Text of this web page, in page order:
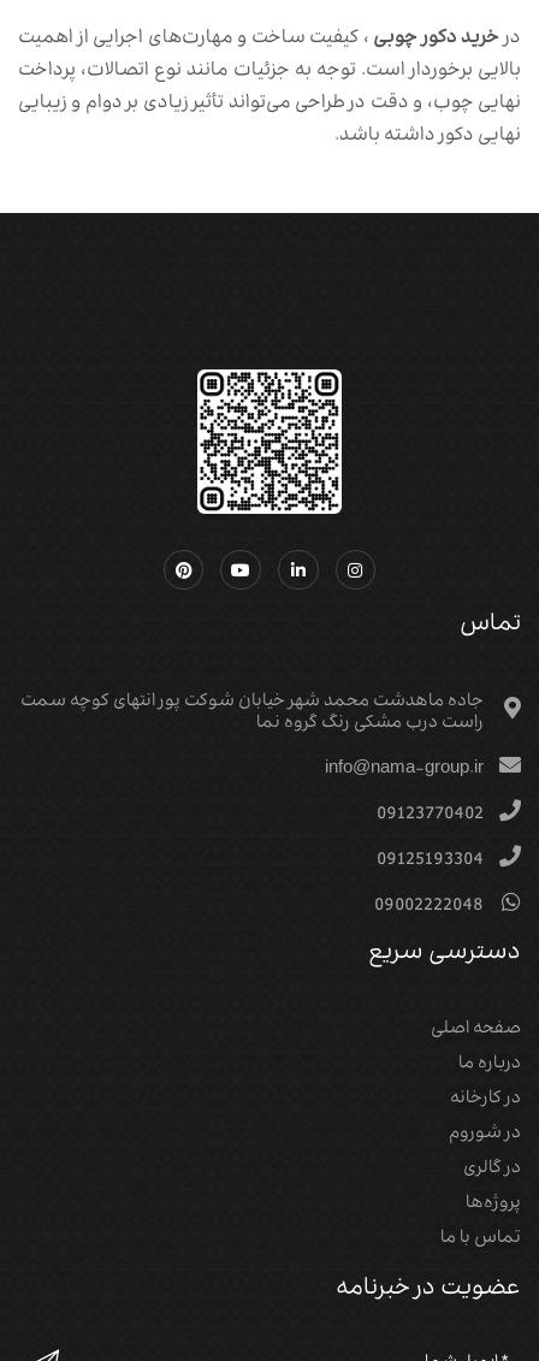
درخرید دکور چوبی ، کیفیت ساخت و مهارت‌های اجرایی از اهمیت
بالایی برخوردار است. توجه به جزئیات مانند نوع اتصالات، پرداخت
نهایی چوب، و دقت در طراحی می‌تواند تأثیر زیادی بر دوام و زیبایی
نهایی دکور داشته باشد.
تماس
جاده ماهدشت محمد شهر خیابان شوکت پور انتهای کوچه سمت
راست درب مشکی رنگ گروه نما
info@nama-group.ir
09123770402
09125193304
09002222048
دسترسی سریع
صفحه اصلی
درباره ما
در کارخانه
در شوروم
در گالری
پروژه‌‌ها
تماس با ما
عضویت در خبرنامه